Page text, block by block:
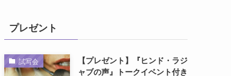
プレゼント
試写会
【プレゼント】『ヒンド・ラジ
ャブの声』トークイベント付き